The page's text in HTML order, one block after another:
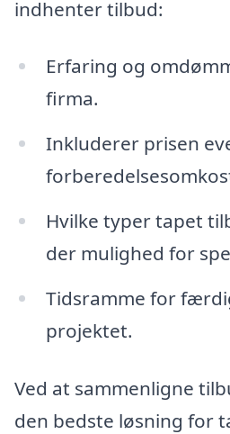
indhenter tilbud:
Erfaring og
firma.
Inkluderer prisen
Hvilke typer tapet
der mulighed for
Tidsramme for
projektet.
Ved at sammenligne
den bedste løsning for